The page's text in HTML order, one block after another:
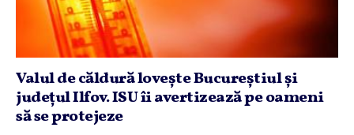
Valul de căldură loveşte Bucureştiul şi
judeţul Ilfov. ISU îi avertizează pe oameni
să se protejeze